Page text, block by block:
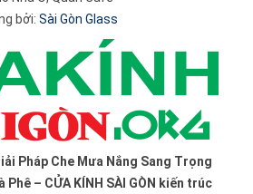
bởi: Sài Gòn Glass
Pháp Che Mưa Nắng Sang Trọng
Phê – CỬA KÍNH SÀI GÒN kiến trúc